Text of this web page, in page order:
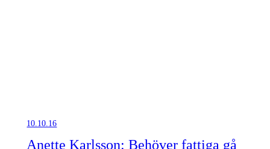
10.10.16
Anette Karlsson: Behöver fattiga gå